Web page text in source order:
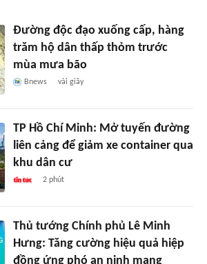
Đường độc đạo xuống cấp, hàng
trăm hộ dân thấp thỏm trước
mùa mưa bão
Bnews vài giây
TP Hồ Chí Minh: Mở tuyến đường
liên cảng để giảm xe container qua
khu dân cư
2 phút
Thủ tướng Chính phủ Lê Minh
Hưng: Tăng cường hiệu quả hiệp
đồng ứng phó an ninh mạng